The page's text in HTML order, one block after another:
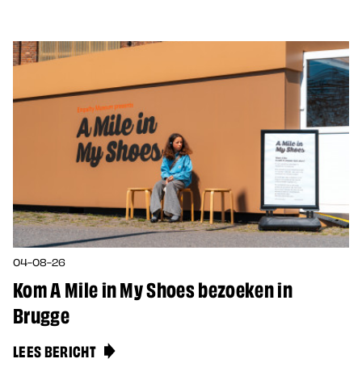
04-08-26
Kom A Mile in My Shoes bezoeken in
Brugge
LEES BERICHT